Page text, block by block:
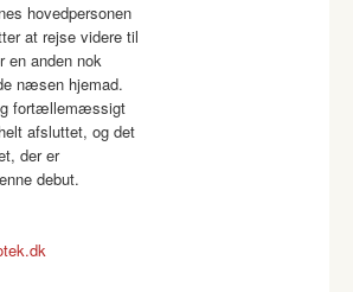
hovedpersonen
at rejse videre til
en anden nok
næsen hjemad.
fortællemæssigt
afsluttet, og det
der er
debut.